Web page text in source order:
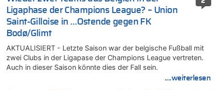
Ligaphase der Champions League? – Union
Saint-Gilloise in …Ostende gegen FK
Bodø/Glimt
AKTUALISIERT - Letzte Saison war der belgische Fußball mit
zwei Clubs in der Ligapase der Champions League vertreten.
Auch in dieser Saison könnte dies der Fall sein.
....weiterlesen